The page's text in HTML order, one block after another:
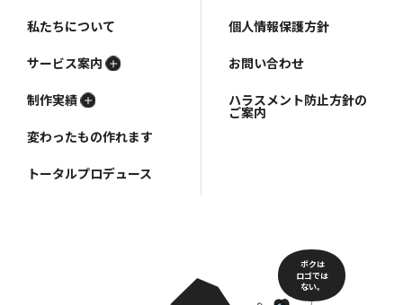
私たちについて
サービス案内
制作実績
変わったもの作れます
トータルプロデュース
個人情報保護方針
お問い合わせ
ハラスメント防止方針の
ご案内
ボクは
ロゴでは
ない。